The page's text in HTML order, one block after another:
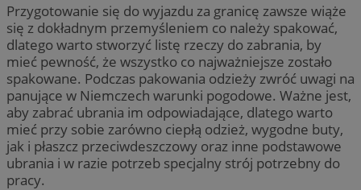
Przygotowanie się do wyjazdu za granicę zawsze wiąże
się z dokładnym przemyśleniem co należy spakować,
dlatego warto stworzyć listę rzeczy do zabrania, by
mieć pewność, że wszystko co najważniejsze zostało
spakowane. Podczas pakowania odzieży zwróć uwagi na
panujące w Niemczech warunki pogodowe. Ważne jest,
aby zabrać ubrania im odpowiadające, dlatego warto
mieć przy sobie zarówno ciepłą odzież, wygodne buty,
jak i płaszcz przeciwdeszczowy oraz inne podstawowe
ubrania i w razie potrzeb specjalny strój potrzebny do
pracy.